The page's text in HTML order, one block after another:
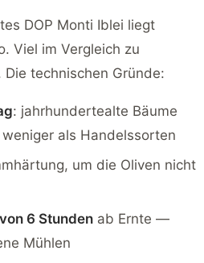
DOP Monti Iblei liegt
Viel im Vergleich zu
technischen Gründe:
: jahrhundertealte Bäume
als Handelssorten
um die Oliven nicht
6 Stundenab Ernte —
Mühlen